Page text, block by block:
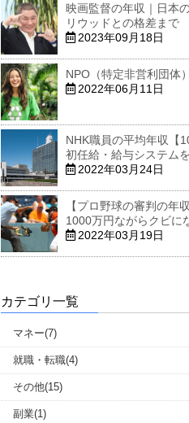
映画監督の年収｜日本
リウッドとの格差まで
2023年09月18日
NPO（特定非営利団体
2022年06月11日
NHK職員の平均年収【
初任給・給与システム
2022年03月24日
【プロ野球の審判の年
1000万円ながらクビに
2022年03月19日
カテゴリ一覧
マネー(7)
就職・転職(4)
その他(15)
副業(1)